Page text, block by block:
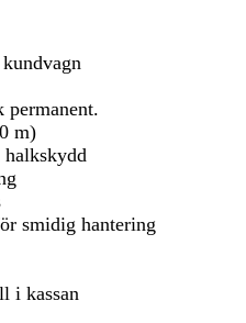
m)
halkskydd
smidig hantering
i kassan